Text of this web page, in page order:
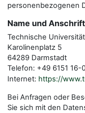
personenbezogenen
Name und
Technische
Karolinenplatz 5
64289 Darmstadt
Telefon: +49 6151 16-
Internet: https://
Bei Anfragen oder
Sie sich mit den